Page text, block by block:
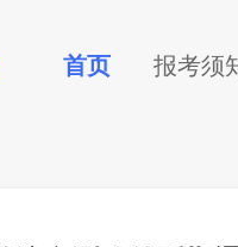
首页 报考须